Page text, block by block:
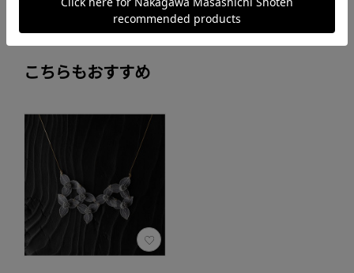
こちらもおすすめ